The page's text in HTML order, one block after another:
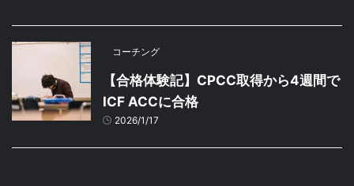
コーチング
【合格体験記】CPCC取得から4週間で
ICF ACCに合格
2026/1/17